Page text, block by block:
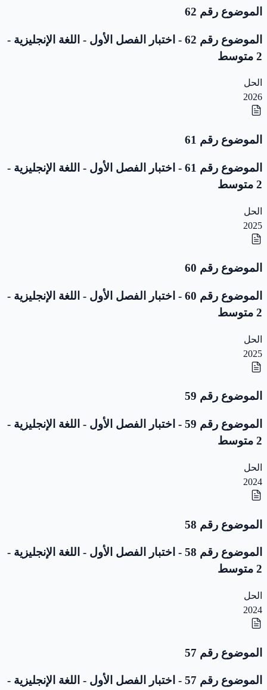
الموضوع رقم 62
الموضوع رقم 62 - اختبار الفصل الأول - اللغة الإنجليزية -
2 متوسط
الحل
2026
الموضوع رقم 61
الموضوع رقم 61 - اختبار الفصل الأول - اللغة الإنجليزية -
2 متوسط
الحل
2025
الموضوع رقم 60
الموضوع رقم 60 - اختبار الفصل الأول - اللغة الإنجليزية -
2 متوسط
الحل
2025
الموضوع رقم 59
الموضوع رقم 59 - اختبار الفصل الأول - اللغة الإنجليزية -
2 متوسط
الحل
2024
الموضوع رقم 58
الموضوع رقم 58 - اختبار الفصل الأول - اللغة الإنجليزية -
2 متوسط
الحل
2024
الموضوع رقم 57
الموضوع رقم 57 - اختبار الفصل الأول - اللغة الإنجليزية -